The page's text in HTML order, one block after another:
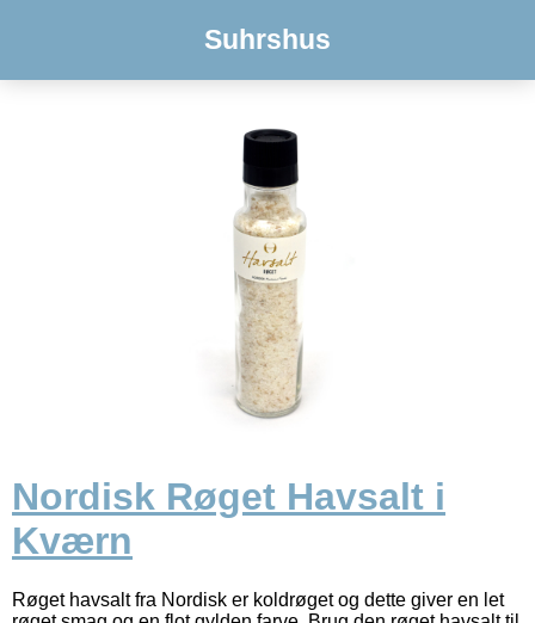
Suhrshus
Nordisk Røget Havsalt i
Kværn
Røget havsalt fra Nordisk er koldrøget og dette giver en let